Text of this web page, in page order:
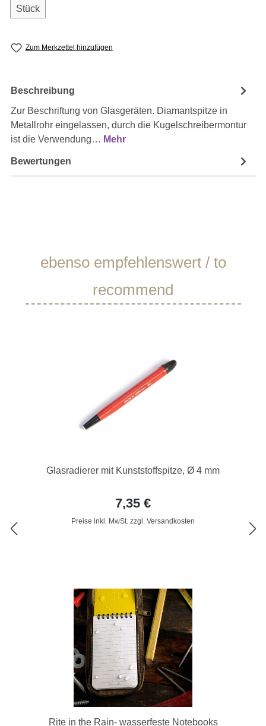
Stück
Zum Merkzettel hinzufügen
Beschreibung
Zur Beschriftung von Glasgeräten. Diamantspitze in
Metallrohr eingelassen, durch die Kugelschreibermontur
ist die Verwendung… Mehr
Bewertungen
Produktgalerie überspringen
ebenso empfehlenswert / to
recommend
Glasradierer mit Kunststoffspitze, Ø 4 mm
7,35 €
Preise inkl. MwSt. zzgl. Versandkosten
Rite in the Rain- wasserfeste Notebooks